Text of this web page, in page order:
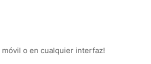
o en cualquier interfaz!